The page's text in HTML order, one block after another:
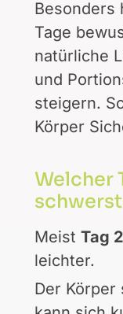
Besonders
Tage
natürliche
und
steigern.
Körper
Welcher
MeistTag
leichter.
Der Körper